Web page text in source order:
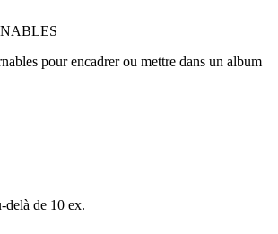
pour encadrer ou mettre dans un album
delà de 10 ex.